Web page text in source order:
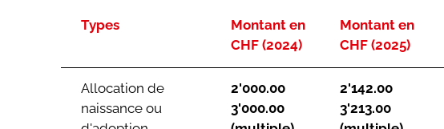
Types
Montant en
CHF (2024)
Montant en
CHF (2025)
Allocation de
naissance ou
2'000.00
3'000.00
2'142.00
3'213.00